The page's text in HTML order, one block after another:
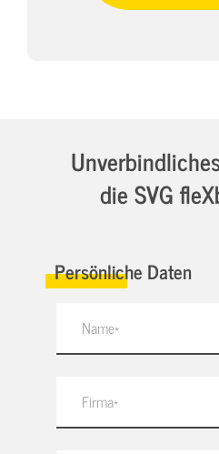
die SVG
Persönliche Daten